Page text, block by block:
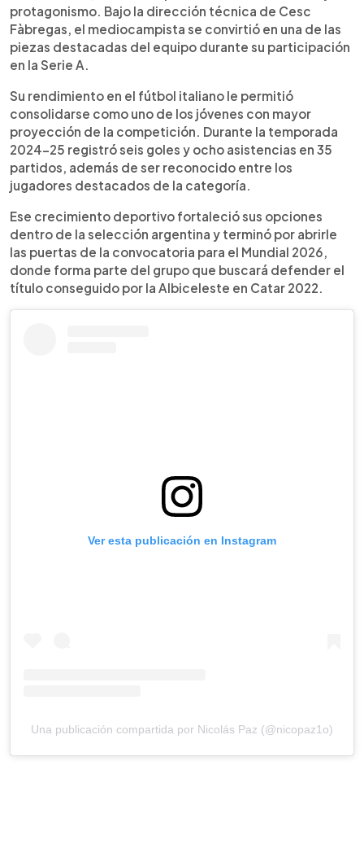
protagonismo. Bajo la dirección técnica de Cesc
Fàbregas, el mediocampista se convirtió en una de las
piezas destacadas del equipo durante su participación
en la Serie A.
Su rendimiento en el fútbol italiano le permitió
consolidarse como uno de los jóvenes con mayor
proyección de la competición. Durante la temporada
2024-25 registró seis goles y ocho asistencias en 35
partidos, además de ser reconocido entre los
jugadores destacados de la categoría.
Ese crecimiento deportivo fortaleció sus opciones
dentro de la selección argentina y terminó por abrirle
las puertas de la convocatoria para el Mundial 2026,
donde forma parte del grupo que buscará defender el
título conseguido por la Albiceleste en Catar 2022.
Ver esta publicación en Instagram
Una publicación compartida por Nicolás Paz (@nicopaz1o)